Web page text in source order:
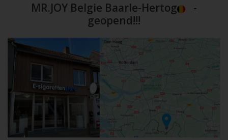
MR.JOY Belgie Baarle-Hertog
-
geopend!!!